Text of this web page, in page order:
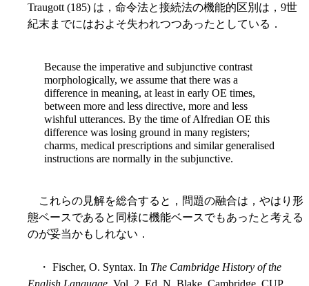
Traugott (185) は，命令法と接続法の機能的区別は，9世
紀末までにはおよそ失われつつあったとしている．
Because the imperative and subjunctive contrast
morphologically, we assume that there was a
difference in meaning, at least in early OE times,
between more and less directive, more and less
wishful utterances. By the time of Alfredian OE this
difference was losing ground in many registers;
charms, medical prescriptions and similar generalised
instructions are normally in the subjunctive.
これらの見解を総合すると，問題の融合は，やはり形
態ベースであると同様に機能ベースでもあったと考える
のが妥当かもしれない．
・ Fischer, O. Syntax. In The Cambridge History of the
English Language . Vol. 2. Ed. N. Blake. Cambridge, CUP,